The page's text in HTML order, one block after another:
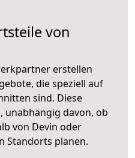
von
erstellen
die speziell auf
sind. Diese
unabhängig davon, ob
von Devin oder
Standorts planen.